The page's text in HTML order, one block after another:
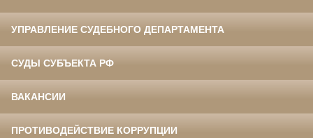
УПРАВЛЕНИЕ СУДЕБНОГО ДЕПАРТАМЕНТА
СУДЫ СУБЪЕКТА РФ
ВАКАНСИИ
ПРОТИВОДЕЙСТВИЕ КОРРУПЦИИ